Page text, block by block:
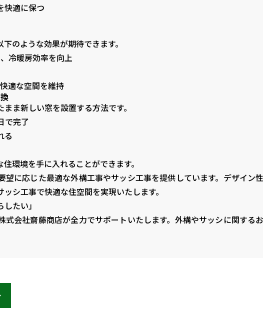
快適に保つ
のような効果が期待できます。
冷暖房効率を向上
適な空間を維持
ま新しい窓を設置する方法です。
で完了
る
環境を手に入れることができます。
望に応じた最適な外構工事やサッシ工事を提供しています。デザイン
シ工事で快適な住空間を実現いたします。
たい」
会社齋藤商店が全力でサポートいたします。外構やサッシに関する